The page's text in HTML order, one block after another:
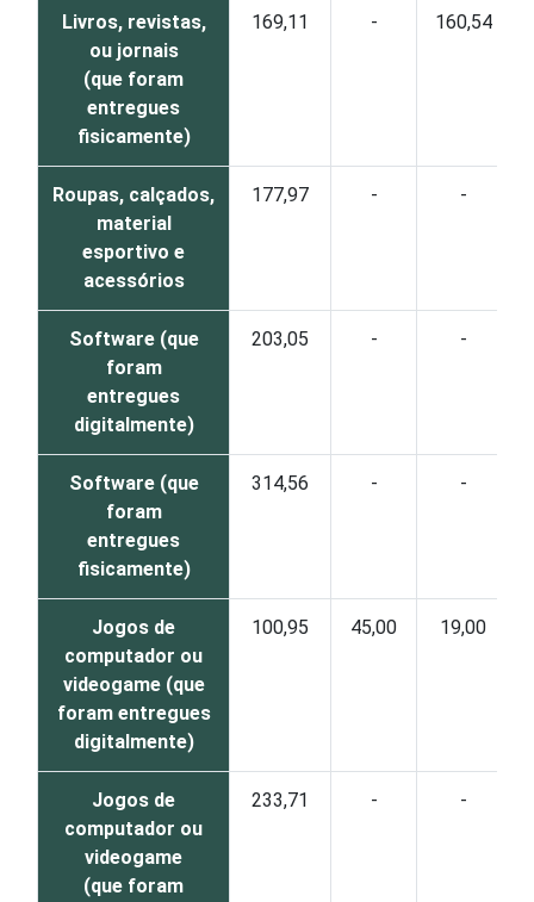
Livros, revistas,
ou jornais
(que foram
entregues
fisicamente)
169,11 - 160,54
Roupas, calçados,
material
esportivo e
acessórios
177,97 - -
Software (que
foram
entregues
digitalmente)
203,05 - -
Software (que
foram
entregues
fisicamente)
314,56 - -
Jogos de
computador ou
videogame (que
foram entregues
digitalmente)
100,95 45,00 19,00
Jogos de
computador ou
videogame
(que foram
233,71 - -